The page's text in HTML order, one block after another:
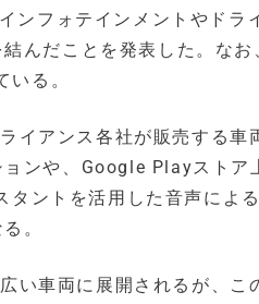
ンフォテインメントやド
んだことを発表した。な
る。
イアンス各社が販売する車
ンや、Google Playストア
ントを活用した音声によ
。
い車両に展開されるが、こ